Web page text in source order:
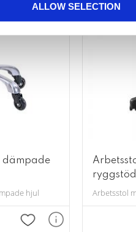
ALLOW SELECTION
dämpade
hjul
Lägg till i favoriter
ryggstöd
Arbetsstol